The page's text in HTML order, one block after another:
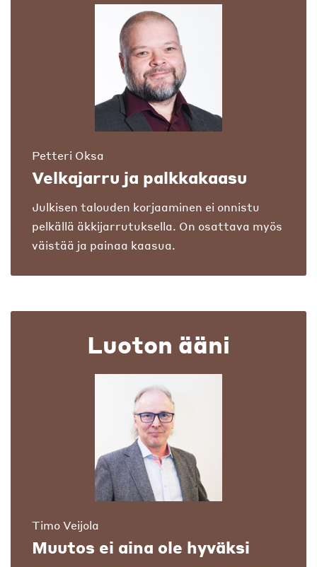
Petteri Oksa
Velkajarru ja palkkakaasu
Julkisen talouden korjaaminen ei onnistu
pelkällä äkkijarrutuksella. On osattava myös
väistää ja painaa kaasua.
Luoton ääni
Timo Veijola
Muutos ei aina ole hyväksi